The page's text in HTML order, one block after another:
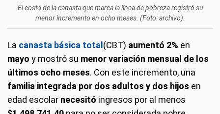
El costo de la canasta que marca la línea de pobreza registró su
menor incremento en ocho meses. (Foto: archivo).
La canasta básica total (CBT) aumentó 2% en
mayo y mostró su menor variación mensual de los
últimos ocho meses. Con este incremento, una
familia integrada por dos adultos y dos hijos en
edad escolar necesitó ingresos por al menos